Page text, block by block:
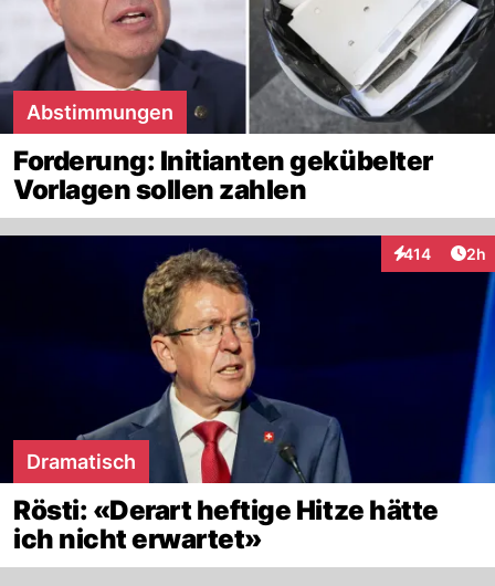
Abstimmungen
Forderung: Initianten gekübelter
Vorlagen sollen zahlen
414
Interaktionen
2h
Dramatisch
Rösti: «Derart heftige Hitze hätte
ich nicht erwartet»